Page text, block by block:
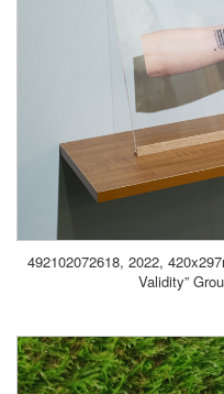
492102072618, 2022,
Validity”